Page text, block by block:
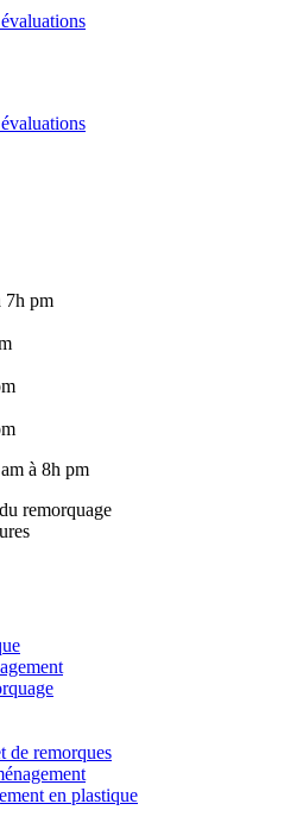
7h pm
à 8h pm
remorquage
de remorques
en plastique